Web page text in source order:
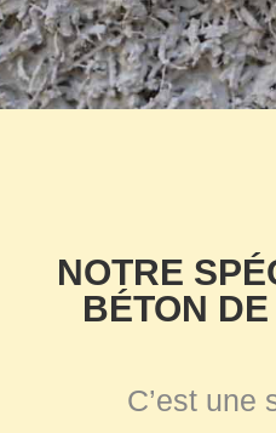
NOTRE
BÉTON
C’est une